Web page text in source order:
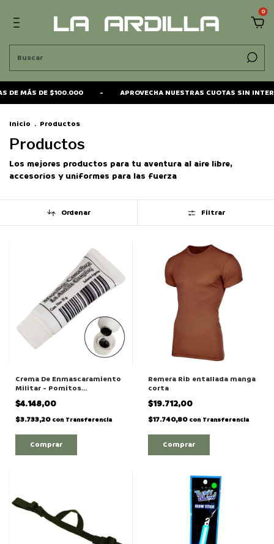
0
DE $100.000 - APROVECHA NUESTRAS CUOTAS SIN INTERES
Inicio . Productos
Productos
Los mejores productos para tu aventura al aire libre,
accesorios y uniformes para las fuerza
Ordenar Filtrar
Crema De Enmascaramiento
Militar - Pomitos
"Individual"
$4.148,00
$3.733,20 con Transferencia
Comprar
Remera Rib entallada manga
corta
$19.712,00
$17.740,80 con Transferencia
Comprar